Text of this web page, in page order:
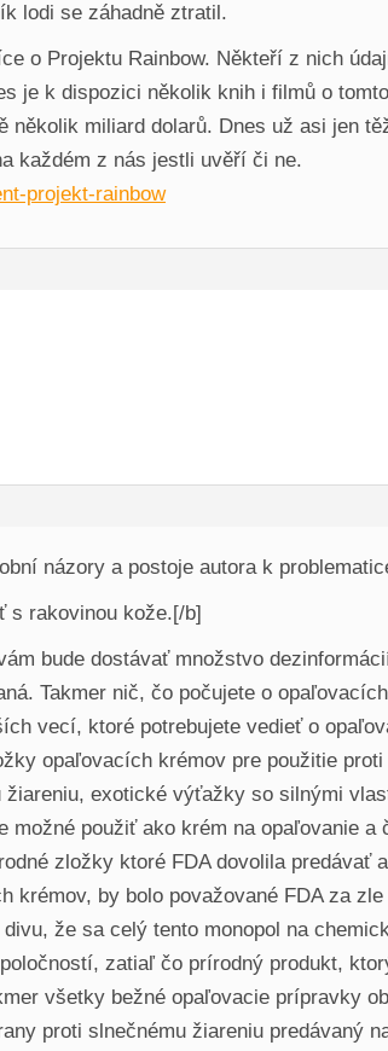
lodi se záhadně ztratil.
o Projektu Rainbow. Někteří z nich
je k dispozici několik knih i filmů o
několik miliard dolarů. Dnes už asi jen
každém z nás jestli uvěří či ne.
projekt-rainbow
názory a postoje autora k
s rakovinou kože.[/b]
bude dostávať množstvo
Takmer nič, čo počujete o
vecí, ktoré potrebujete vedieť o
opaľovacích krémov pre použitie
exotické výťažky so silnými
možné použiť ako krém na opaľovanie
zložky ktoré FDA dovolila predávať
by bolo považované FDA za
že sa celý tento monopol na
zatiaľ čo prírodný produkt,
všetky bežné opaľovacie prípravky
proti slnečnému žiareniu predávaný